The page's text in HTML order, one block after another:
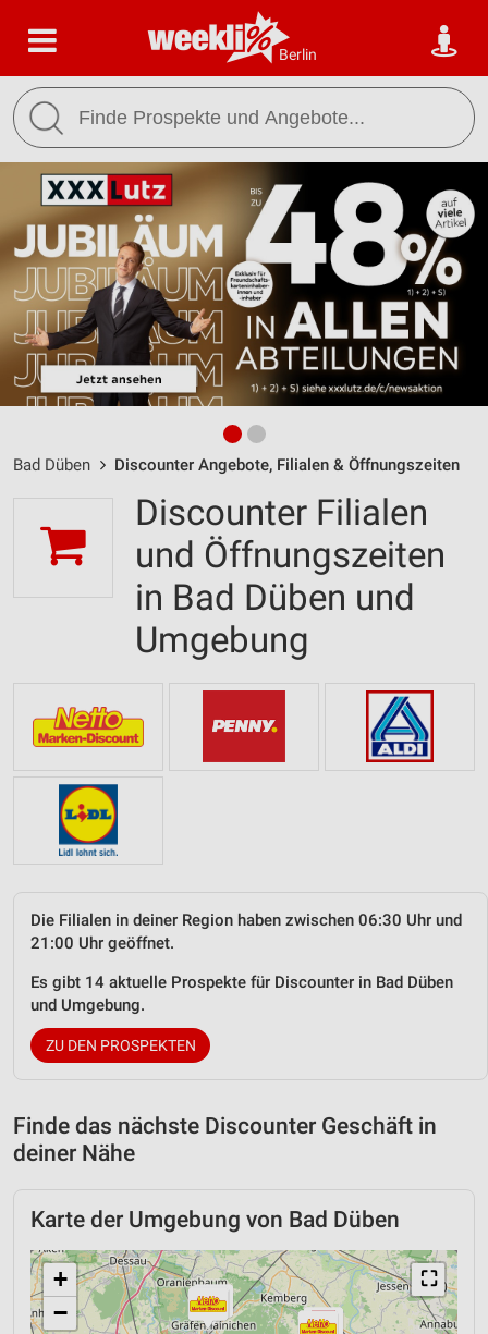
Berlin
Bad Düben Discounter Angebote, Filialen & Öffnungszeiten
Discounter Filialen
und Öffnungszeiten
in Bad Düben und
Umgebung
Die Filialen in deiner Region haben zwischen 06:30 Uhr und
21:00 Uhr geöffnet.
Es gibt 14 aktuelle Prospekte für Discounter in Bad Düben
und Umgebung.
ZU DEN PROSPEKTEN
Finde das nächste Discounter Geschäft in
deiner Nähe
Karte der Umgebung von Bad Düben
⛶
+
−